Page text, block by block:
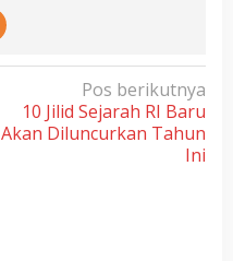
Pos berikutnya
10 Jilid Sejarah RI Baru
Akan Diluncurkan Tahun
Ini